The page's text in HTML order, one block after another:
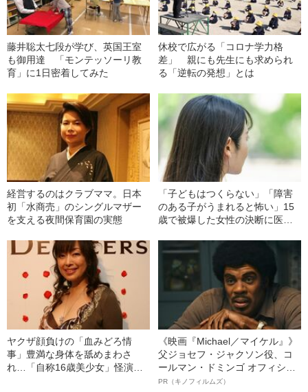
藤井聡太七段が学び、英国王室
も御用達 「モンテッソーリ教
育」に1日密着してみた
休校で広がる「コロナ学力格
差」 親にも先生にも求められ
る「逆転の発想」とは
経営するのはクラブママ。日本
初「水商売」のシングルマザー
を支える夜間保育園の実態
「子どもはつくらない」「障害
のある子がうまれると怖い」15
歳で被爆した女性の決断に医者
者からの衝撃的な一言”
ヤクザ顔負けの「血みどろ情
事」豊満な身体を舐めまわさ
れ…「自称16歳美少女」怪演
《映画『Michael／マイケル』》
父ジョセフ・ジャクソン役、コ
ールマン・ドミンゴ オフィシャ
ルインタビュー“観客を魅了した
PR（キノフィルムズ）